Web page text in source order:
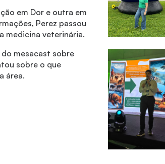
em Dor e outra em
Perez passou
medicina veterinária.
do mesacast sobre
sobre o que
área.